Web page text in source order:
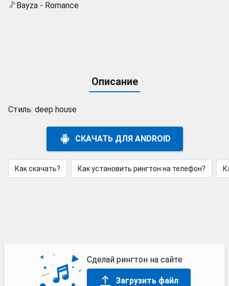
Bayza - Romance
Описание
Стиль: deep house
СКАЧАТЬ ДЛЯ ANDROID
Как скачать? Как установить рингтон на телефон?
Сделай рингтон на сайте
Загрузить файл